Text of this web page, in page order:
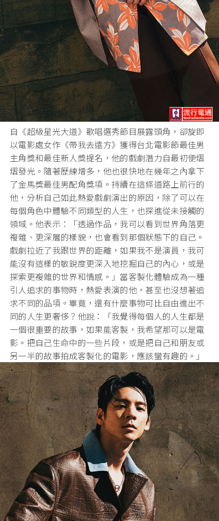
自《超級星光大道》歌唱選秀節目展露頭角，卻旋即
以電影處女作《帶我去遠方》獲得台北電影節最佳男
主角獎和最佳新人獎提名，他的戲劇潛力自最初便熠
熠發光。隨著歷練增多，他也很快地在幾年之內拿下
了金馬獎最佳男配角獎項。持續在這條道路上前行的
他，分析自己如此熱愛戲劇演出的原因，除了可以在
每個角色中體驗不同類型的人生，也探進從未接觸的
領域。他表示：「透過作品，我可以看到世界角落更
複雜、更深層的樣貌，也會看到那個狀態下的自己。
戲劇拉近了我跟世界的距離，如果我不是演員，我可
能沒有這樣的敏銳度更深入地挖掘自己的內心，或是
探索更複雜的世界和情感。」當客製化體驗成為一種
引人追求的事物時，熱愛表演的他，甚至也沒想著追
求不同的品項。畢竟，還有什麼事物可比自由進出不
同的人生更奢侈？他說：「我覺得每個人的人生都是
一個很重要的故事，如果能客製，我希望那可以是電
影。把自己生命中的一些片段，或是把自己和朋友或
另一半的故事拍成客製化的電影，應該蠻有趣的。」